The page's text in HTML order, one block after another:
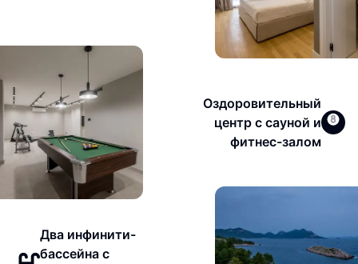
Оздоровительный
центр с сауной и
фитнес-залом
Два инфинити-
бассейна с